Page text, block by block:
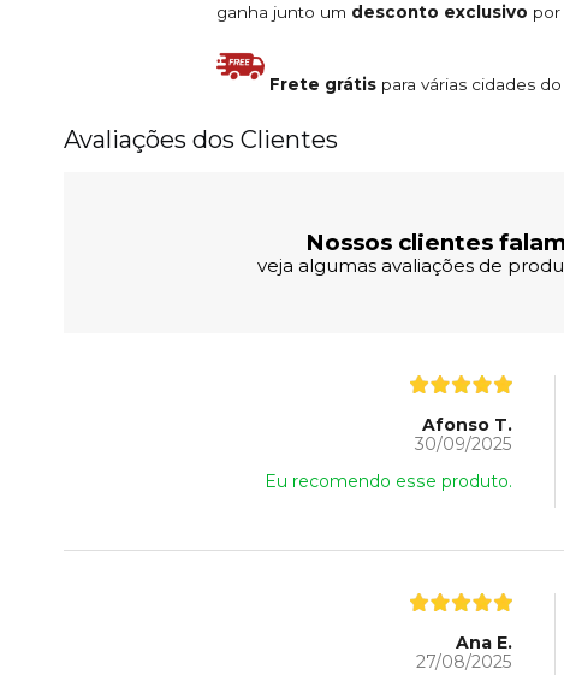
ganha junto um desconto exclusivo por
Frete grátis para várias cidades
Avaliações dos Clientes
Nossos clientes
veja algumas avaliações de
Afonso T.
30/09/2025
Eu recomendo esse produto.
Ana E.
27/08/2025